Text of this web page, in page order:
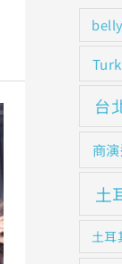
台
商
土
土耳